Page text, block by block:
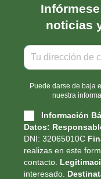
noticias
Puede darse de baja
nuestra
Información
Datos:
DNI: 32065010C
realizas en este
contacto.
interesado.